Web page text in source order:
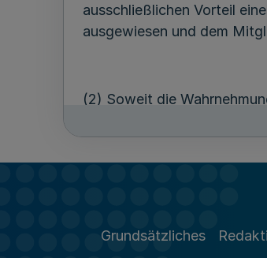
ausschließlichen Vorteil
ausgewiesen und dem
(2) Soweit die
Gemeinschaftsveranlagung
„Werden aufgrund von
Grundsätzliches